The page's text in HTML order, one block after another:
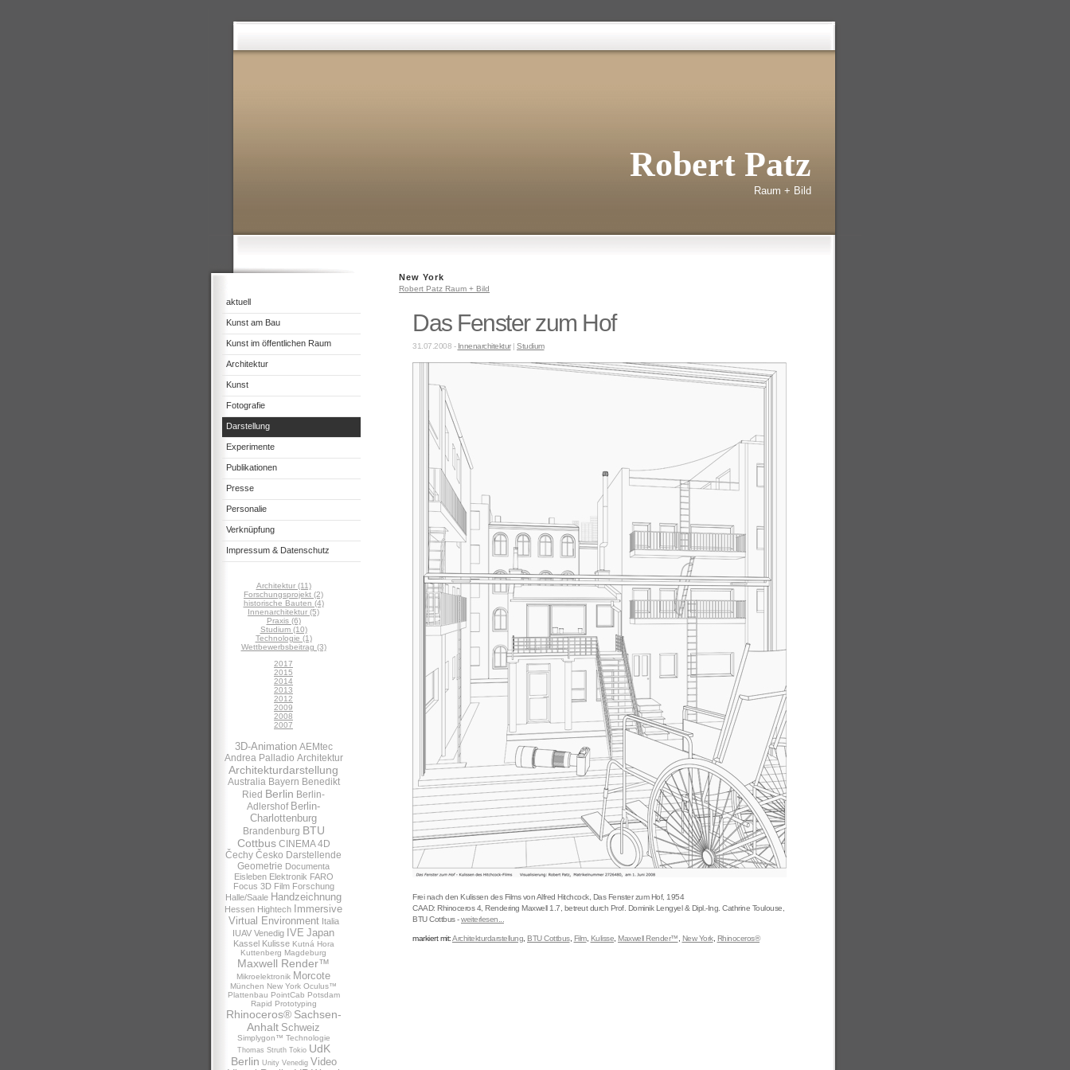
Robert Patz
Raum + Bild
aktuell
Kunst am Bau
Kunst im öffentlichen Raum
Architektur
Kunst
Fotografie
Darstellung
Experimente
Publikationen
Presse
Personalie
Verknüpfung
Impressum & Datenschutz
Architektur (11)
Forschungsprojekt (2)
historische Bauten (4)
Innenarchitektur (5)
Praxis (6)
Studium (10)
Technologie (1)
Wettbewerbsbeitrag (3)
2017
2015
2014
2013
2012
2009
2008
2007
3D-Animation AEMtec
Andrea Palladio Architektur
Architekturdarstellung
Australia Bayern Benedikt
Ried Berlin Berlin-
Adlershof Berlin-
Charlottenburg
Brandenburg BTU
Cottbus CINEMA 4D
Čechy Česko Darstellende
Geometrie Documenta
Eisleben Elektronik FARO
Focus 3D Film Forschung
Halle/Saale Handzeichnung
Hessen Hightech
Immersive
Virtual Environment Italia
IUAV Venedig IVE Japan
Kassel Kulisse Kutná Hora
Kuttenberg Magdeburg
Maxwell Render™
Mikroelektronik Morcote
München New York Oculus™
Plattenbau PointCab Potsdam
Rapid Prototyping
Rhinoceros® Sachsen-
Anhalt Schweiz
Simplygon™ Technologie
Thomas Struth Tokio UdK
Berlin Unity Venedig Video
New York
Robert Patz Raum + Bild
Das Fenster zum Hof
31.07.2008 - Innenarchitektur| Studium
Frei nach den Kulissen des Films von Alfred Hitchcock, Das Fenster zum Hof, 1954
CAAD: Rhinoceros 4, Rendering Maxwell 1.7, betreut durch Prof. Dominik Lengyel & Dipl.-Ing. Cathrine Toulouse,
BTU Cottbus -weiterlesen...
markiert mit:Architekturdarstellung BTU Cottbus, Film, Kulisse Maxwell Render™ New York, Rhinoceros®